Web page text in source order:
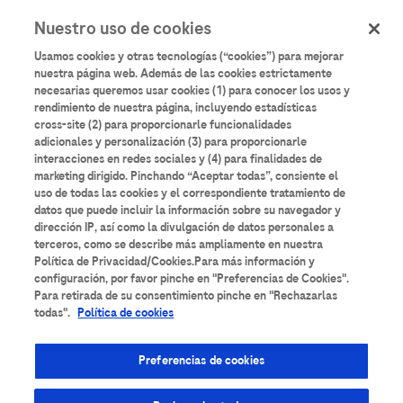
contenido
principal
User
account
menu
Iniciar sesión
AularioRoche
Todos los contenidos Anatomía Patológica
Área de Suero Bancos de Sangre Bioquímica
Cardiología Coagulación Diabetes
Nuestro uso de cookies
Usamos cookies y otras tecnologías (“cookies”) para mejorar
nuestra página web. Además de las cookies estrictamente
necesarias queremos usar cookies (1) para conocer los usos y
rendimiento de nuestra página, incluyendo estadísticas
cross-site (2) para proporcionarle funcionalidades
adicionales y personalización (3) para proporcionarle
interacciones en redes sociales y (4) para finalidades de
marketing dirigido. Pinchando “Aceptar todas”, consiente el
uso de todas las cookies y el correspondiente tratamiento de
datos que puede incluir la información sobre su navegador y
dirección IP, así como la divulgación de datos personales a
terceros, como se describe más ampliamente en nuestra
Política de Privacidad/Cookies.Para más información y
configuración, por favor pinche en "Preferencias de Cookies".
Para retirada de su consentimiento pinche en "Rechazarlas
todas". Política de cookies
Preferencias de cookies